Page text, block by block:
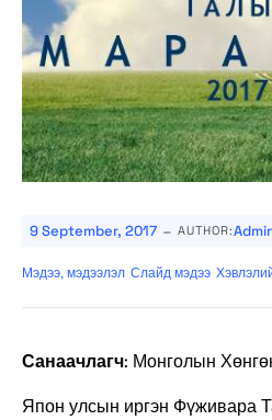
9 September, 2017 - AUTHOR:
Мэдээ, мэдээлэл Слайд мэдээ
Санаачлагч: Монголын
Япон улсын иргэн Фүживара